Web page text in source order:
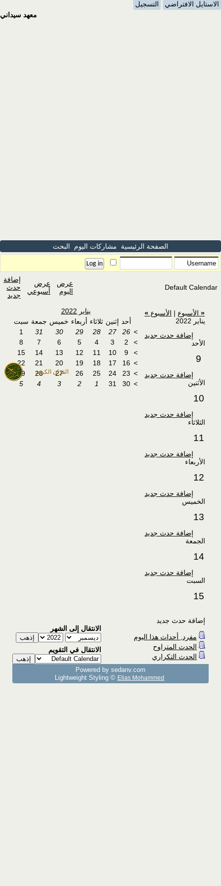
القران الكريم
الاستايل الافتراضي
التسجيل
معهد سيداني
الصفحة الرئيسية مشاركات اليوم البحث
Default Calendar
عرض
اليوم
عرض
أسبوعي
إضافة
حدث
جديد
« الأسبوع | الأسبوع »
يناير 2022
إضافة حدث جديد
الأحد
9
إضافة حدث جديد
الأثنين
10
إضافة حدث جديد
الثلاثاء
11
إضافة حدث جديد
الأربعاء
12
إضافة حدث جديد
الخميس
13
إضافة حدث جديد
الجمعة
14
إضافة حدث جديد
السبت
15
يناير 2022
أحد إثنين ثلاثاء أربعاء خميس جمعة سبت
>
26
27
28
29
30
31
1
>
2
3
4
5
6
7
8
>
9
10
11
12
13
14
15
>
16
17
18
19
20
21
22
>
23
24
25
26
27
28
29
>
30
31
1
2
3
4
5
إضافة حدث جديد
مفرد, أحداث هذا اليوم
الحدث المتراوح
الحدث التكراري
الانتقال إلى الشهر
الانتقال في التقويم
Powered by sedany.com
Lightweight Styling © Elias Mohammed